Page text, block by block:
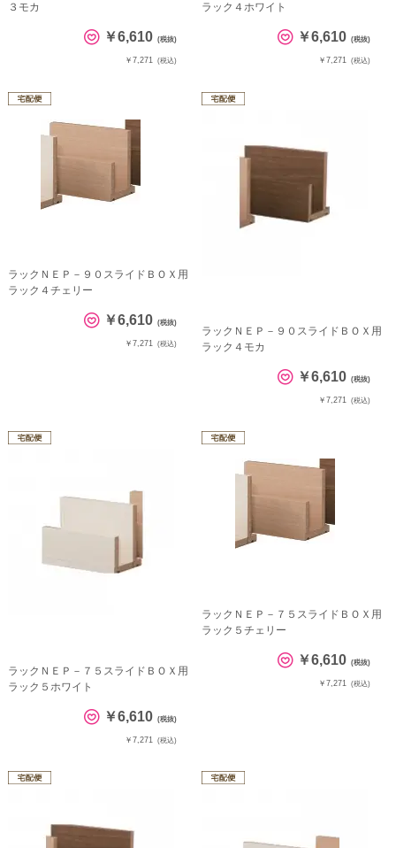
３モカ
￥6,610 (税抜)
￥7,271 (税込)
ラック４ホワイト
￥6,610 (税抜)
￥7,271 (税込)
ラックＮＥＰ－９０スライドＢＯＸ用
ラック４チェリー
￥6,610 (税抜)
￥7,271 (税込)
ラックＮＥＰ－９０スライドＢＯＸ用
ラック４モカ
￥6,610 (税抜)
￥7,271 (税込)
ラックＮＥＰ－７５スライドＢＯＸ用
ラック５ホワイト
￥6,610 (税抜)
￥7,271 (税込)
ラックＮＥＰ－７５スライドＢＯＸ用
ラック５チェリー
￥6,610 (税抜)
￥7,271 (税込)